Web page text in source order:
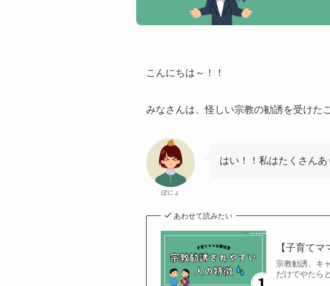
こんにちは～！！
みなさんは、怪しい宗教の勧誘を受けた
ぽにょ
はい！！私はたくさんあ
あわせて読みたい
【子育て
宗教勧誘、キ
だけでやたら